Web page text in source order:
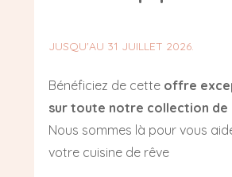
JUSQU'AU 31 JUILLET 2026.
Bénéficiez de cette offre
sur toute notre collection de
Nous sommes là pour vous
votre cuisine de rêve